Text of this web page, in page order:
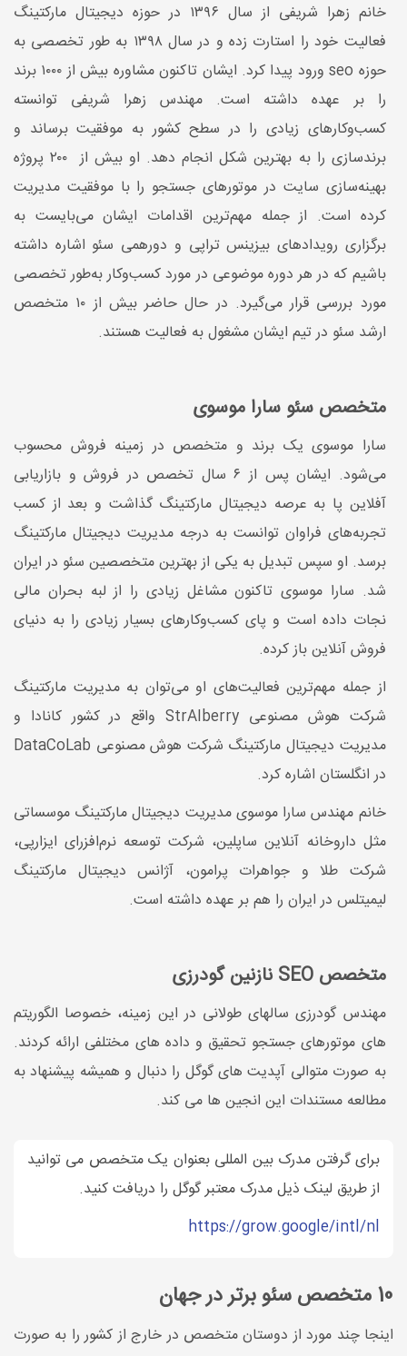
خانم زهرا شریفی از سال ۱۳۹۶ در حوزه دیجیتال مارکتینگ
فعالیت خود را استارت زده و در سال ۱۳۹۸ به طور تخصصی به
حوزه seo ورود پیدا کرد. ایشان تاکنون مشاوره بیش از ۱۰۰۰ برند
را بر عهده داشته است. مهندس زهرا شریفی توانسته
کسب‌وکارهای زیادی را در سطح کشور به موفقیت برساند و
برندسازی را به بهترین شکل انجام دهد. او بیش از ۲۰۰ پروژه
بهینه‌سازی سایت در موتورهای جستجو را با موفقیت مدیریت
کرده است. از جمله مهم‌ترین اقدامات ایشان می‌بایست به
برگزاری رویدادهای بیزینس تراپی و دورهمی سئو اشاره داشته
باشیم که در هر دوره موضوعی در مورد کسب‌وکار به‌طور تخصصی
مورد بررسی قرار می‌گیرد. در حال حاضر بیش از ۱۰ متخصص
ارشد سئو در تیم ایشان مشغول به فعالیت هستند.
متخصص سئو سارا موسوی
سارا موسوی یک برند و متخصص در زمینه فروش محسوب
می‌شود. ایشان پس از ۶ سال تخصص در فروش و بازاریابی
آفلاین پا به عرصه دیجیتال مارکتینگ گذاشت و بعد از کسب
تجربه‌های فراوان توانست به درجه مدیریت دیجیتال مارکتینگ
برسد. او سپس تبدیل به یکی از بهترین متخصصین سئو در ایران
شد. سارا موسوی تاکنون مشاغل زیادی را از لبه بحران مالی
نجات داده است و پای کسب‌وکارهای بسیار زیادی را به دنیای
فروش آنلاین باز کرده.
از جمله مهم‌ترین فعالیت‌های او می‌توان به مدیریت مارکتینگ
شرکت هوش مصنوعی StrAIberry واقع در کشور کانادا و
مدیریت دیجیتال مارکتینگ شرکت هوش مصنوعی DataCoLab
در انگلستان اشاره کرد.
خانم مهندس سارا موسوی مدیریت دیجیتال مارکتینگ موسساتی
مثل داروخانه آنلاین ساپلین، شرکت توسعه نرم‌افزرای ایزارپی،
شرکت طلا و جواهرات پرامون، آژانس دیجیتال مارکتینگ
لیمیتلس در ایران را هم بر عهده داشته است.
متخصص SEO نازنین گودرزی
مهندس گودرزی سالهای طولانی در این زمینه، خصوصا الگوریتم
های موتورهای جستجو تحقیق و داده های مختلفی ارائه کردند.
به صورت متوالی آپدیت های گوگل را دنبال و همیشه پیشنهاد به
مطالعه مستندات این انجین ها می کند.
برای گرفتن مدرک بین المللی بعنوان یک متخصص می توانید
از طریق لینک ذیل مدرک معتبر گوگل را دریافت کنید.
https://grow.google/intl/nl
10 متخصص سئو برتر در جهان
اینجا چند مورد از دوستان متخصص در خارج از کشور را به صورت